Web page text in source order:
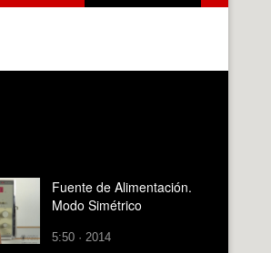
Fuente de Alimentación.
Modo Simétrico
5:50 · 2014